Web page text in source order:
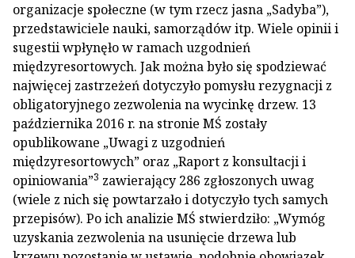
organizacje społeczne (w tym rzecz jasna „Sadyba”),
przedstawiciele nauki, samorządów itp. Wiele opinii i
sugestii wpłynęło w ramach uzgodnień
międzyresortowych. Jak można było się spodziewać
najwięcej zastrzeżeń dotyczyło pomysłu rezygnacji z
obligatoryjnego zezwolenia na wycinkę drzew. 13
października 2016 r. na stronie MŚ zostały
opublikowane „Uwagi z uzgodnień
międzyresortowych” oraz „Raport z konsultacji i
opiniowania”3 zawierający 286 zgłoszonych uwag
(wiele z nich się powtarzało i dotyczyło tych samych
przepisów). Po ich analizie MŚ stwierdziło: „Wymóg
uzyskania zezwolenia na usunięcie drzewa lub